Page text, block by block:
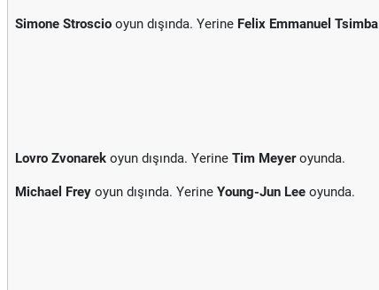
Simone Stroscio oyun dışında. Yerine Felix Emmanuel Tsimba
Lovro Zvonarek oyun dışında. Yerine Tim Meyeroyunda.
Michael Frey oyun dışında. Yerine Young-Jun Lee oyunda.